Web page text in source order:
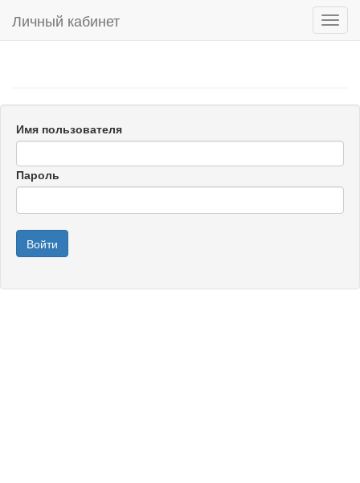
Личный кабинет
Имя пользователя
Пароль
Войти